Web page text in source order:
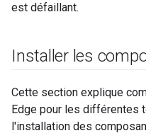
est défaillant.
Installer les
Cette section explique
Edge pour les différentes
l'installation des